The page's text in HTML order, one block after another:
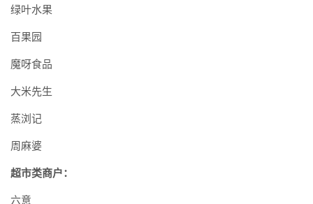
绿叶水果
百果园
魔呀食品
大米先生
蒸浏记
周麻婆
超市类商户：
六意